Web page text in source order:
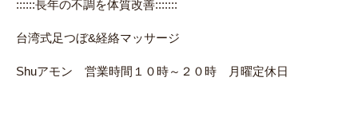
::::::長年の不調を体質改善:::::::
台湾式足つぼ&経絡マッサージ
Shuアモン 営業時間１０時～２０時 月曜定休日